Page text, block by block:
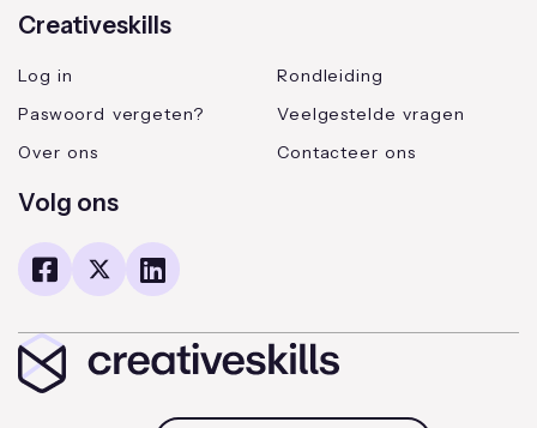
Creativeskills
Log in
Paswoord vergeten?
Over ons
Rondleiding
Veelgestelde vragen
Contacteer ons
Volg ons